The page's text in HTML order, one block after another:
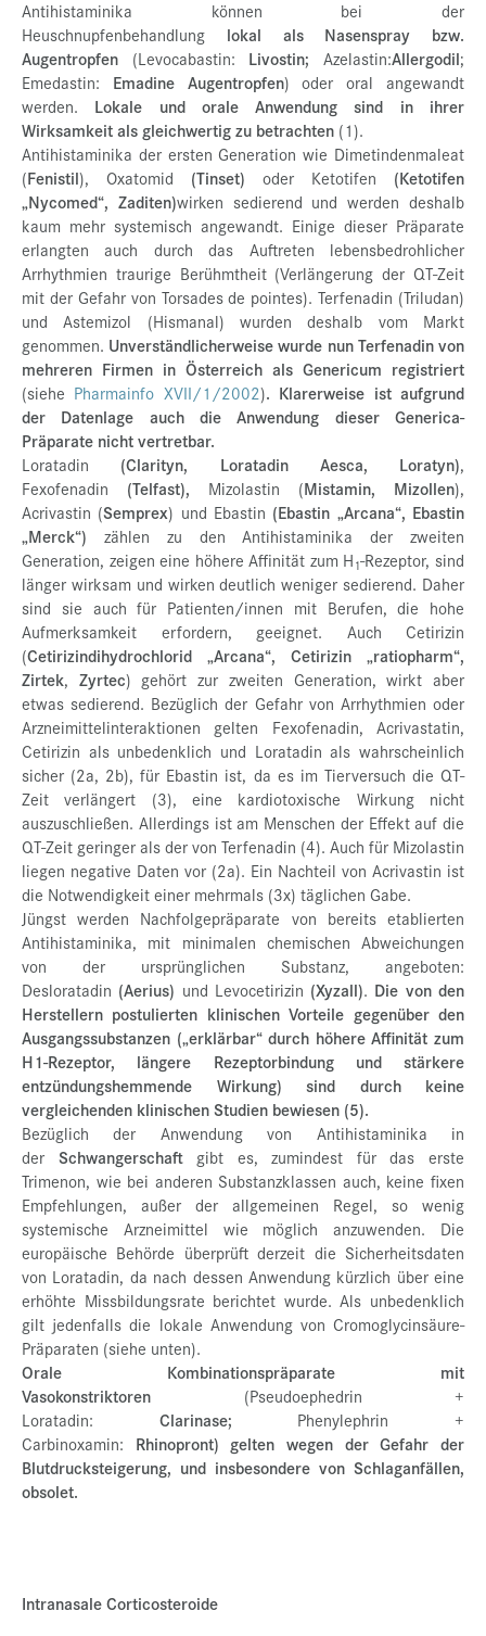
Antihistaminika können bei der
Heuschnupfenbehandlung lokal als Nasenspray bzw.
Augentropfen (Levocabastin: Livostin; Azelastin:Allergodil;
Emedastin: Emadine Augentropfen) oder oral angewandt
werden. Lokale und orale Anwendung sind in ihrer
Wirksamkeit als gleichwertig zu betrachten (1).
Antihistaminika der ersten Generation wie Dimetindenmaleat
(Fenistil), Oxatomid (Tinset) oder Ketotifen (Ketotifen
„Nycomed“, Zaditen)wirken sedierend und werden deshalb
kaum mehr systemisch angewandt. Einige dieser Präparate
erlangten auch durch das Auftreten lebensbedrohlicher
Arrhythmien traurige Berühmtheit (Verlängerung der QT-Zeit
mit der Gefahr von Torsades de pointes). Terfenadin (Triludan)
und Astemizol (Hismanal) wurden deshalb vom Markt
genommen. Unverständlicherweise wurde nun Terfenadin von
mehreren Firmen in Österreich als Genericum registriert
(siehe Pharmainfo XVII/1/2002). Klarerweise ist aufgrund
der Datenlage auch die Anwendung dieser Generica-
Präparate nicht vertretbar.
Loratadin (Clarityn, Loratadin Aesca, Loratyn),
Fexofenadin (Telfast), Mizolastin (Mistamin, Mizollen),
Acrivastin (Semprex) und Ebastin (Ebastin „Arcana“, Ebastin
„Merck“) zählen zu den Antihistaminika der zweiten
Generation, zeigen eine höhere Affinität zum H1-Rezeptor, sind
länger wirksam und wirken deutlich weniger sedierend. Daher
sind sie auch für Patienten/innen mit Berufen, die hohe
Aufmerksamkeit erfordern, geeignet. Auch Cetirizin
(Cetirizindihydrochlorid „Arcana“, Cetirizin „ratiopharm“,
Zirtek, Zyrtec) gehört zur zweiten Generation, wirkt aber
etwas sedierend. Bezüglich der Gefahr von Arrhythmien oder
Arzneimittelinteraktionen gelten Fexofenadin, Acrivastatin,
Cetirizin als unbedenklich und Loratadin als wahrscheinlich
sicher (2a, 2b), für Ebastin ist, da es im Tierversuch die QT-
Zeit verlängert (3), eine kardiotoxische Wirkung nicht
auszuschließen. Allerdings ist am Menschen der Effekt auf die
QT-Zeit geringer als der von Terfenadin (4). Auch für Mizolastin
liegen negative Daten vor (2a). Ein Nachteil von Acrivastin ist
die Notwendigkeit einer mehrmals (3x) täglichen Gabe.
Jüngst werden Nachfolgepräparate von bereits etablierten
Antihistaminika, mit minimalen chemischen Abweichungen
von der ursprünglichen Substanz, angeboten:
Desloratadin (Aerius) und Levocetirizin (Xyzall). Die von den
Herstellern postulierten klinischen Vorteile gegenüber den
Ausgangssubstanzen („erklärbar“ durch höhere Affinität zum
H1-Rezeptor, längere Rezeptorbindung und stärkere
entzündungshemmende Wirkung) sind durch keine
vergleichenden klinischen Studien bewiesen (5).
Bezüglich der Anwendung von Antihistaminika in
der Schwangerschaftgibt es, zumindest für das erste
Trimenon, wie bei anderen Substanzklassen auch, keine fixen
Empfehlungen, außer der allgemeinen Regel, so wenig
systemische Arzneimittel wie möglich anzuwenden. Die
europäische Behörde überprüft derzeit die Sicherheitsdaten
von Loratadin, da nach dessen Anwendung kürzlich über eine
erhöhte Missbildungsrate berichtet wurde. Als unbedenklich
gilt jedenfalls die lokale Anwendung von Cromoglycinsäure-
Präparaten (siehe unten).
Orale Kombinationspräparate mit
Vasokonstriktoren (Pseudoephedrin +
Loratadin: Clarinase; Phenylephrin +
Carbinoxamin: Rhinopront) gelten wegen der Gefahr der
Blutdrucksteigerung, und insbesondere von Schlaganfällen,
obsolet.
Intranasale Corticosteroide